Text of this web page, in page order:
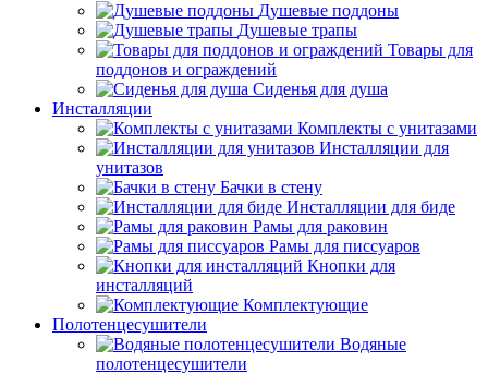
Душевые поддоны
Душевые трапы
Товары для
поддонов и ограждений
Сиденья для душа
Инсталляции
Комплекты с унитазами
Инсталляции для
унитазов
Бачки в стену
Инсталляции для биде
Рамы для раковин
Рамы для писсуаров
Кнопки для
инсталляций
Комплектующие
Полотенцесушители
Водяные
полотенцесушители